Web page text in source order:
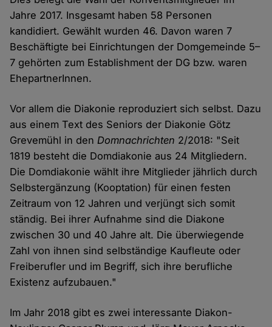
Jahre 2017. Insgesamt haben 58 Personen
kandidiert. Gewählt wurden 46. Davon waren 7
Beschäftigte bei Einrichtungen der Domgemeinde 5–
7 gehörten zum Establishment der DG bzw. waren
EhepartnerInnen.
Vor allem die Diakonie reproduziert sich selbst. Dazu
aus einem Text des Seniors der Diakonie Götz
Grevemühl in denDomnachrichten 2/2018: "Seit
1819 besteht die Domdiakonie aus 24 Mitgliedern.
Die Domdiakonie wählt ihre Mitglieder jährlich durch
Selbstergänzung (Kooptation) für einen festen
Zeitraum von 12 Jahren und verjüngt sich somit
ständig. Bei ihrer Aufnahme sind die Diakone
zwischen 30 und 40 Jahre alt. Die überwiegende
Zahl von ihnen sind selbständige Kaufleute oder
Freiberufler und im Begriff, sich ihre berufliche
Existenz aufzubauen."
Im Jahr 2018 gibt es zwei interessante Diakon-